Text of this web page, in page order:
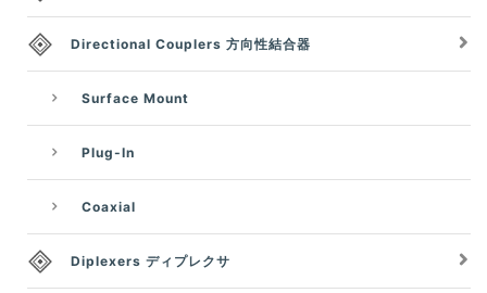
Directional Couplers 方向性結合器
Surface Mount
Plug-In
Coaxial
Diplexers ディプレクサ